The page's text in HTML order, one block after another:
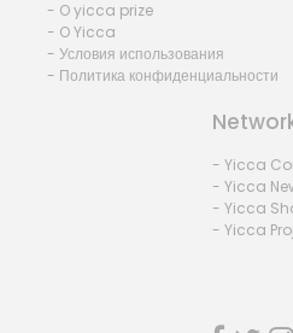
- O yicca prize
- O Yicca
- Условия использования
- Политика конфиденциальности
- Yicca
- Yicca
- Yicca
- Yicca